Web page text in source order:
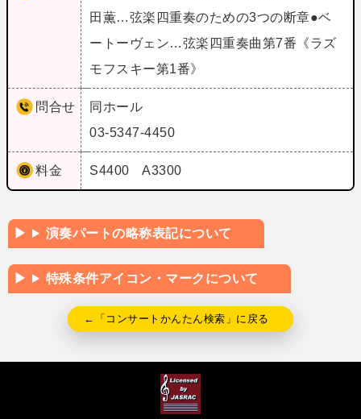
田薫…弦楽四重奏のための3つの断章●ベ
ートーヴェン…弦楽四重奏曲第7番《ラズ
モフスキー第1番》
問合せ
同ホール
03-5347-4450
料金 S4400 A3300
演奏パートの略称表記について
特殊条件アイコン・マークについて
←「コンサートかんたん検索」に戻る